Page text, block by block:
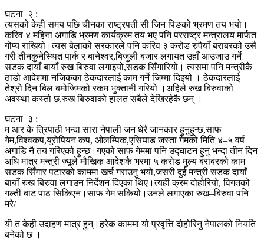
घटना–२ :
त्यसको केही समय पछि चीनका राष्ट्रपती सी जिन पिङको भ्रमण तय भयो।
करिव ४ महिना अगाडि भ्रमण कार्यक्रम तय भए पनि परराष्ट्र मन्त्रालय मार्फत
गोप्य राखियो।त्यस बेलाको सरकारले पनि करिव ३ करोड रुपैयाँ बराबरको उसै
गरी तीनकुनेस्थित पार्क र बानेश्वर,बिजुली बजार लगायत उहाँ आउजाउ गर्ने
सडक दायाँ बायाँ रुख बिरुवा लगाइयो,सडक सिँगारियो। त्यसमा पनि मन्त्रीकै
ठाडो आदेशमा नजिकका ठेकदारलाई काम गर्ने जिम्मा दिइयो । ठेकदारलाई
तेश्रो दिन बिल बमोजिमको रकम भुक्तानी गरियो ।अहिले रुख बिरुवाको
अवस्था कस्तो छ,रुख बिरुवाको हालत सबैले देखिरहेकै छन् ।
घटना–३ :
म आर के त्रिपाठी भन्दा सारा नेपाली जन धेरै जानकार हुनुहुन्छ,साफ
गेम,विश्वकप,यूरोपियन कप, ओलम्पिक,एसियाड जस्ता गेमको मिति ४–५ वर्ष
अगाडि नै तय गरिएको हुन्छ।गएको साफ गेममा पनि उद्घाटन हुनु भन्दा तीन दिन
अघि मात्र मन्त्री ज्यूले मौखिक आदेशकै भरमा ५ करोड मुल्य बराबरको काम
सडक सिँगार पटारको काममा खर्च गराउनु भयो,जसरी दुई मन्त्री सडक दायाँ
बायाँ रुख बिरुवा लगाउन निर्देशन दिएका थिए।त्यही क्रम दोहोरियो, विगतको
गल्ती बाट पाठ सिकिएन।साफ गेम सकियो।उनले लगाएका रुख–बिरुवा पनि
मरे/
यी त केही उदाहण मात्र हुन्।हरेक काममा यो प्रवृत्ति दोहोरिनु नेपालको नियति
बनेको छ ।